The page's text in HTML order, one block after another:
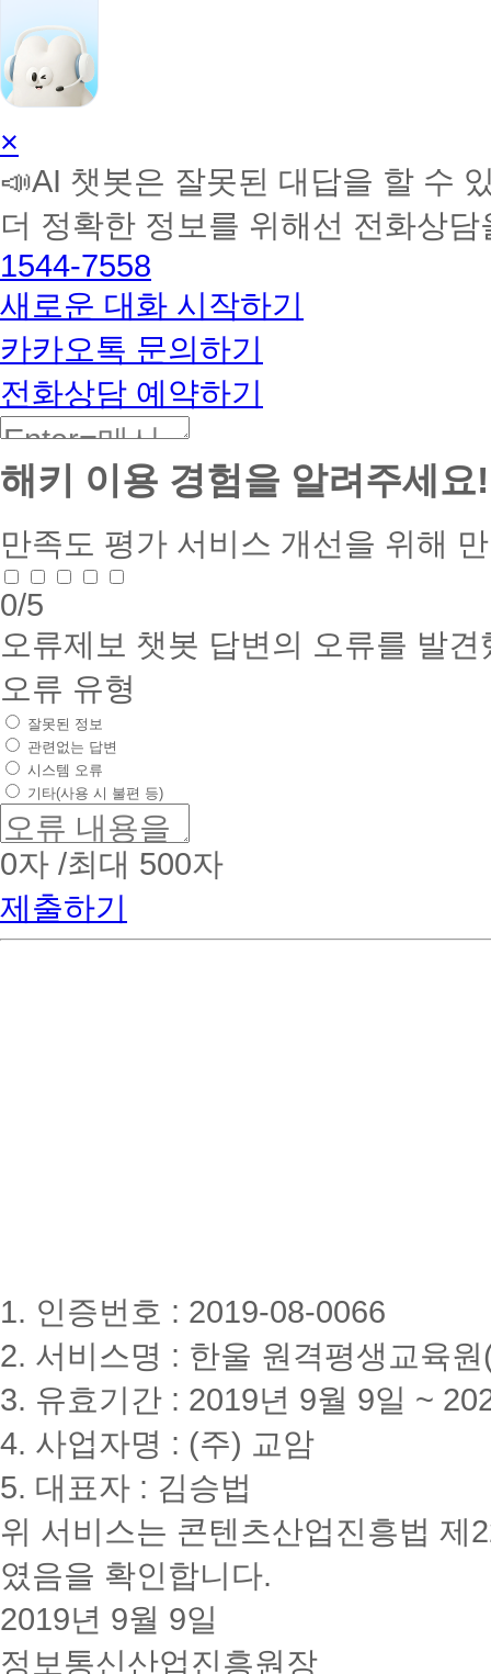
AI
학
습
토
커
BETA
×
📣AI 챗봇은 잘못된 대답을 할 수
더 정확한 정보를 위해선 전화상
1544-7558
새로운 대화 시작하기
카카오톡 문의하기
전화상담 예약하기
해키 이용 경험을 알려주세요!
만족도 평가 서비스 개선을 위해
0/5
오류제보 챗봇 답변의 오류를 발
오류 유형
잘못된 정보
관련없는 답변
시스템 오류
기타(사용 시 불편 등)
0자 /최대 500자
제출하기
1. 인증번호 : 2019-08-0066
2. 서비스명 : 한울 원격평생교육
3. 유효기간 : 2019년 9월 9일 ~
4. 사업자명 : (주) 교암
5. 대표자 : 김승법
위 서비스는 콘텐츠산업진흥법 제
였음을 확인합니다.
2019년 9월 9일
정보통신산업진흥원장